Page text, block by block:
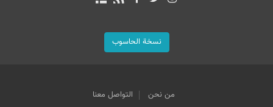
نسخة الحاسوب
من نحن
التواصل معنا